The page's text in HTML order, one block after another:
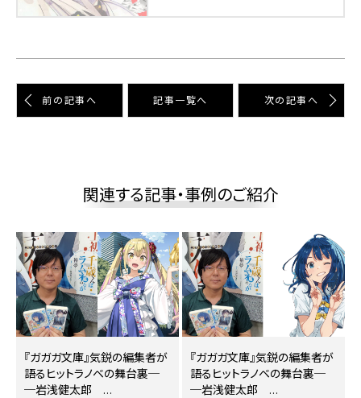
前の記事へ 記事⼀覧へ 次の記事へ
関連する記事・事例のご紹介
『ガガガ文庫』気鋭の編集者が
語るヒットラノベの舞台裏─
─岩浅健太郎 …
『ガガガ文庫』気鋭の編集者が
語るヒットラノベの舞台裏─
─岩浅健太郎 …